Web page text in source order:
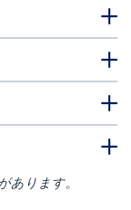
あります。